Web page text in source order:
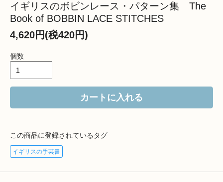
イギリスのボビンレース・パターン集 The
Book of BOBBIN LACE STITCHES
4,620円(税420円)
個数
カートに入れる
この商品に登録されているタグ
イギリスの手芸書